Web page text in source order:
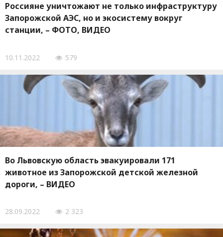
Россияне уничтожают не только инфраструктуру
Запорожской АЭС, но и экосистему вокруг
станции, – ФОТО, ВИДЕО
10.11.2022 579
Во Львовскую область эвакуировали 171
животное из Запорожской детской железной
дороги, – ВИДЕО
28.09.2022 2 323